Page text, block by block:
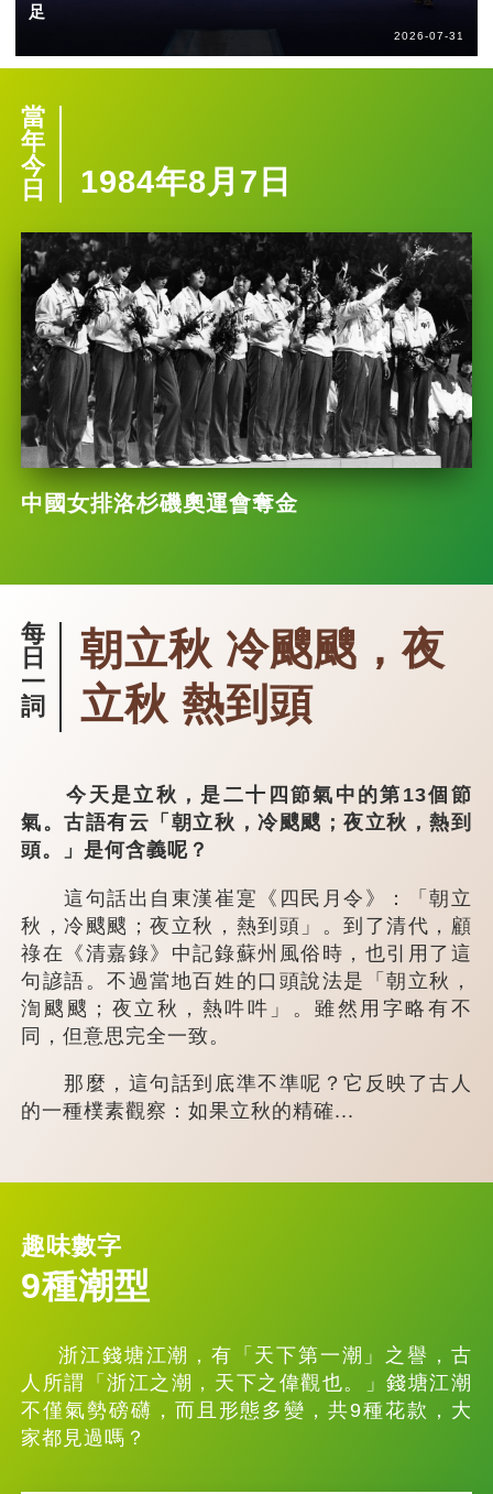
足
2026-07-31
當
年
今
日
1984年8月7日
中國女排洛杉磯奧運會奪金
每
日
一
詞
朝立秋 冷颼颼，夜
立秋 熱到頭
今天是立秋，是二十四節氣中的第13個節
氣。古語有云「朝立秋，冷颼颼；夜立秋，熱到
頭。」是何含義呢？
這句話出自東漢崔寔《四民月令》：「朝立
秋，冷颼颼；夜立秋，熱到頭」。到了清代，顧
祿在《清嘉錄》中記錄蘇州風俗時，也引用了這
句諺語。不過當地百姓的口頭說法是「朝立秋，
渹颼颼；夜立秋，熱吽吽」。雖然用字略有不
同，但意思完全一致。
那麼，這句話到底準不準呢？它反映了古人
的一種樸素觀察：如果立秋的精確...
趣味數字
9種潮型
浙江錢塘江潮，有「天下第一潮」之譽，古
人所謂「浙江之潮，天下之偉觀也。」錢塘江潮
不僅氣勢磅礴，而且形態多變，共9種花款，大
家都見過嗎？